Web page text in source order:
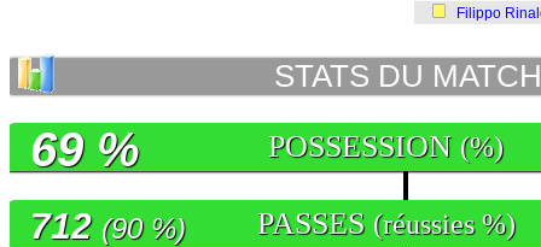
Filippo
STATS DU MATCH
POSSESSION (%)
69 %
PASSES (réussies %)
712 (90 %)